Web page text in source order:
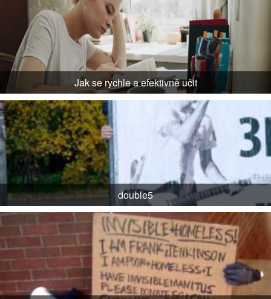
Jak se rychle a efektivně učit
double5